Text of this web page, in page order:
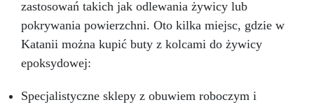
zastosowań takich jak odlewania żywicy lub
pokrywania powierzchni. Oto kilka miejsc, gdzie w
Katanii można kupić buty z kolcami do żywicy
epoksydowej:
Specjalistyczne sklepy z obuwiem roboczym i